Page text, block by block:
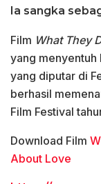
Ia sangka
Film What They
yang menyentuh
yang diputar di
berhasil
Film Festival
Download Film
About Love